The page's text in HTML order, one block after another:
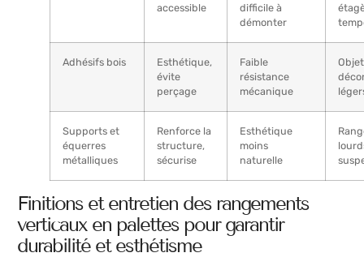
accessible
difficile à
démonter
Adhésifs bois
Esthétique,
évite
perçage
Faible
résistance
mécanique
Supports et
équerres
métalliques
Renforce la
structure,
sécurise
Esthétique
moins
naturelle
Finitions et entretien des rangements
verticaux en palettes pour garantir
durabilité et esthétisme